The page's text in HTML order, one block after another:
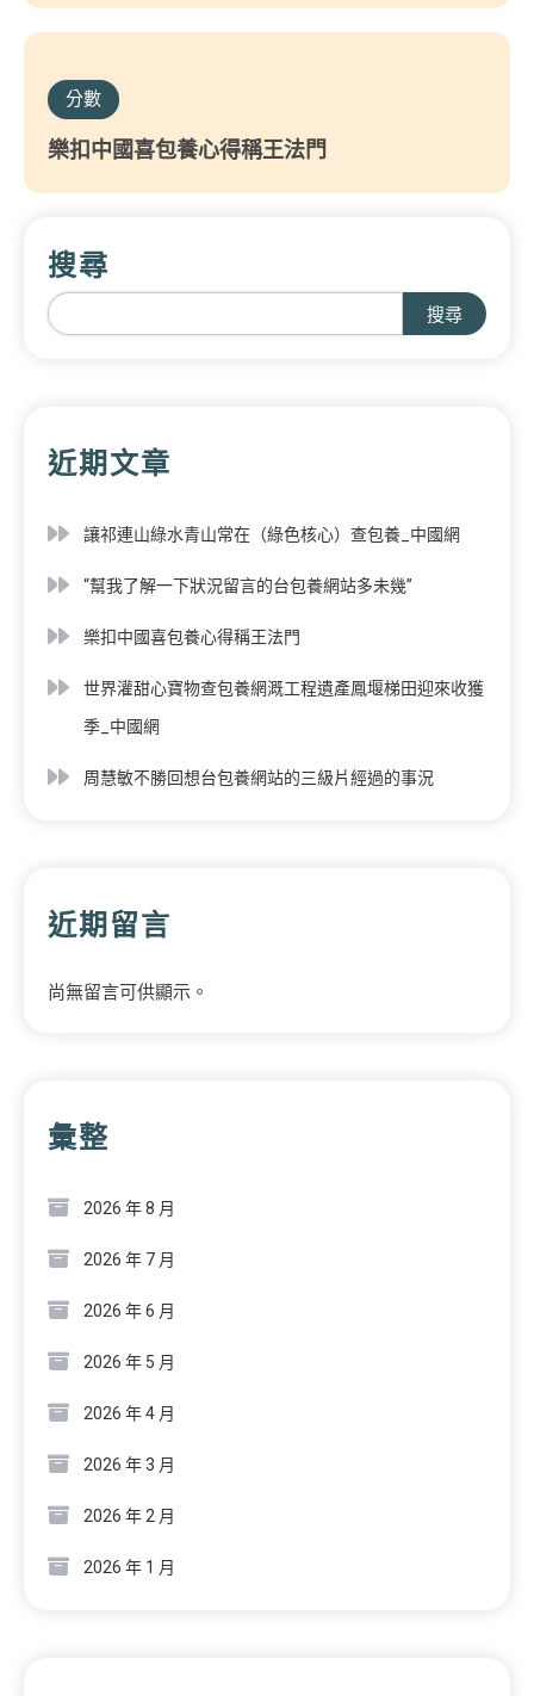
分數
樂扣中國喜包養心得稱王法門
搜尋
搜尋
近期文章
讓祁連山綠水青山常在（綠色核心）查包養_中國網
“幫我了解一下狀況留言的台包養網站多未幾”
樂扣中國喜包養心得稱王法門
世界灌甜心寶物查包養網溉工程遺產鳳堰梯田迎來收獲
季_中國網
周慧敏不勝回想台包養網站的三級片經過的事況
近期留言
尚無留言可供顯示。
彙整
2026 年 8 月
2026 年 7 月
2026 年 6 月
2026 年 5 月
2026 年 4 月
2026 年 3 月
2026 年 2 月
2026 年 1 月